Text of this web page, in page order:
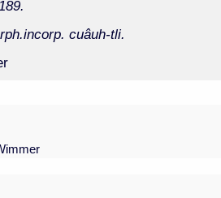
cuâuh-tli.